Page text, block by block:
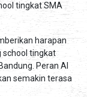
tingkat SMA
harapan
school tingkat
Peran AI
semakin terasa